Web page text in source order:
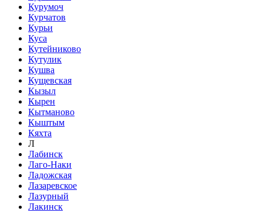
Курумоч
Курчатов
Курьи
Куса
Кутейниково
Кутулик
Кушва
Кущевская
Кызыл
Кырен
Кытманово
Кыштым
Кяхта
Л
Лабинск
Лаго-Наки
Ладожская
Лазаревское
Лазурный
Лакинск